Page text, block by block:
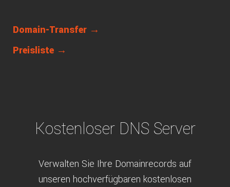
Domain-Transfer →
Preisliste →
Kostenloser DNS Server
Verwalten Sie Ihre Domainrecords auf
unseren hochverfügbaren kostenlosen